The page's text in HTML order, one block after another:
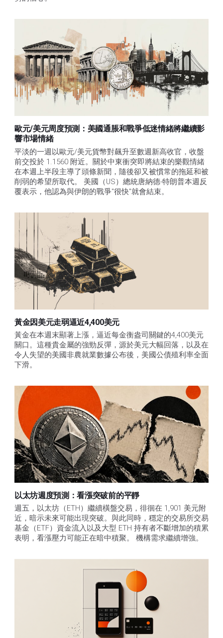
歐元/美元周度預測：美國通脹和戰爭低迷情緒將繼續影
響市場情緒
平淡的一週以歐元/美元貨幣對飆升至數週新高收官，收盤
前交投於 1.1560 附近。關於中東衝突即將結束的樂觀情緒
在本週上半段主導了頭條新聞，隨後卻又被慣常的拖延和被
削弱的希望所取代。 美國（US）總統唐納德-特朗普本週反
覆表示，他認為與伊朗的戰爭"很快"就會結束。
黃金因美元走弱逼近4,400美元
黃金在本週末顯著上漲，逼近每金衡盎司關鍵的4,400美元
關口。這種貴金屬的強勁反彈，源於美元大幅回落，以及在
令人失望的美國非農就業數據公布後，美國公債殖利率全面
下滑。
以太坊週度預測：看漲突破前的平靜
週五，以太坊（ETH）繼續橫盤交易，徘徊在 1,901 美元附
近，暗示未來可能出現突破。與此同時，穩定的交易所交易
基金（ETF）資金流入以及大型 ETH 持有者不斷增加的積累
表明，看漲壓力可能正在暗中積聚。 機構需求繼續增強。